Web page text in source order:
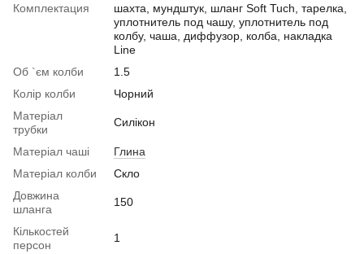
Комплектация
шахта, мундштук, шланг Soft Tuch, тарелка,
уплотнитель под чашу, уплотнитель под
колбу, чаша, диффузор, колба, накладка
Line
Об `єм колби
1.5
Колір колби
Чорний
Матеріал
трубки
Силікон
Матеріал чаші
Глина
Матеріал колби
Скло
Довжина
шланга
150
Кількостей
персон
1